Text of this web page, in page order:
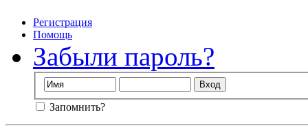
Регистрация
Помощь
Забыли пароль?
Запомнить?